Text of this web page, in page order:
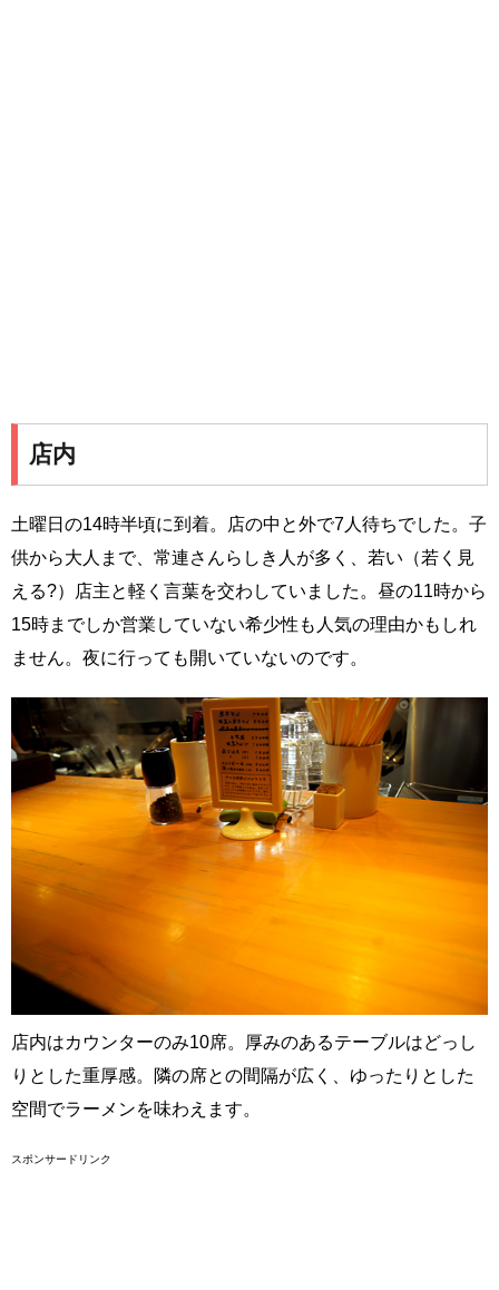
店内
土曜日の14時半頃に到着。店の中と外で7人待ちでした。子
供から大人まで、常連さんらしき人が多く、若い（若く見
える?）店主と軽く言葉を交わしていました。昼の11時から
15時までしか営業していない希少性も人気の理由かもしれ
ません。夜に行っても開いていないのです。
店内はカウンターのみ10席。厚みのあるテーブルはどっし
りとした重厚感。隣の席との間隔が広く、ゆったりとした
空間でラーメンを味わえます。
スポンサードリンク